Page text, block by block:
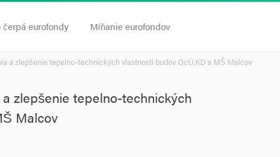
čerpá eurofondy Míňanie eurofondov
a zlepšenie tepelno-technických vlastnosti budov OcÚ,KD a MŠ Malcov
zlepšenie tepelno-technických
Malcov